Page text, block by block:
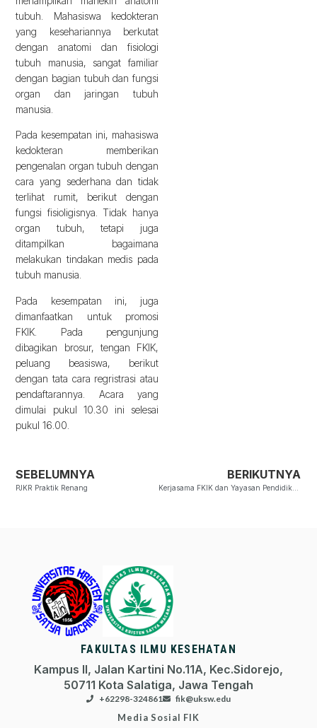
tubuh. Mahasiswa kedokteran
yang kesehariannya berkutat
dengan anatomi dan fisiologi
tubuh manusia, sangat familiar
dengan bagian tubuh dan fungsi
organ dan jaringan tubuh
manusia.
Pada kesempatan ini, mahasiswa
kedokteran memberikan
pengenalan organ tubuh dengan
cara yang sederhana dan tidak
terlihat rumit, berikut dengan
fungsi fisioligisnya. Tidak hanya
organ tubuh, tetapi juga
ditampilkan bagaimana
melakukan tindakan medis pada
tubuh manusia.
Pada kesempatan ini, juga
dimanfaatkan untuk promosi
FKIK. Pada pengunjung
dibagikan brosur, tengan FKIK,
peluang beasiswa, berikut
dengan tata cara regristrasi atau
pendaftarannya. Acara yang
dimulai pukul 10.30 ini selesai
pukul 16.00.
SEBELUMNYA
PJKR Praktik Renang
BERIKUTNYA
Kerjasama FKIK dan Yayasan Pendidikan Lokon
FAKULTAS ILMU KESEHATAN
Kampus II, Jalan Kartini No.11A, Kec.Sidorejo,
50711 Kota Salatiga, Jawa Tengah
+62298-324861 fik@uksw.edu
Media Sosial FIK